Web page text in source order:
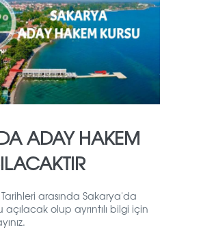
ADAY HAKEM
arasında Sakarya'da
olup ayrıntılı bilgi için